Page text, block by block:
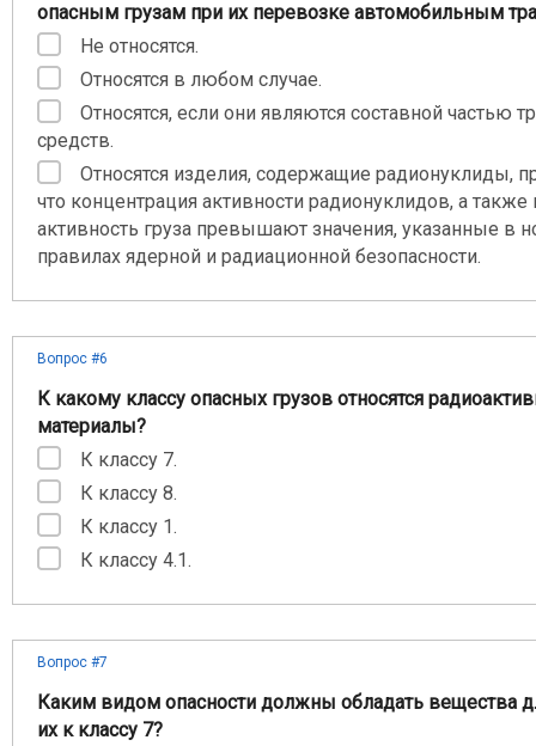
опасным грузам при их перевозке автомобильным
Не относятся.
Относятся в любом случае.
Относятся, если они являются составной частью
средств.
Относятся изделия, содержащие радионуклиды,
что концентрация активности радионуклидов, а также
активность груза превышают значения, указанные в
правилах ядерной и радиационной безопасности.
Вопрос #6
К какому классу опасных грузов относятся
материалы?
К классу 7.
К классу 8.
К классу 1.
К классу 4.1.
Вопрос #7
Каким видом опасности должны обладать вещества
их к классу 7?